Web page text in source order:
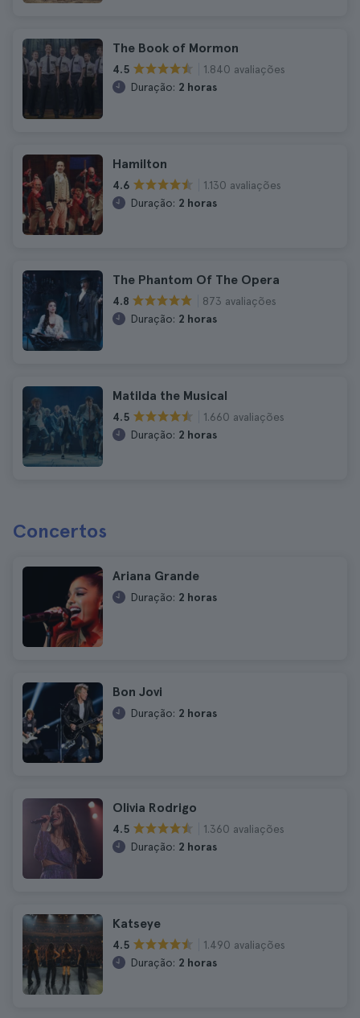
The Book of Mormon
4.5
1.840 avaliações
Duração: 2 horas
Hamilton
4.6
1.130 avaliações
Duração: 2 horas
The Phantom Of The Opera
4.8
873 avaliações
Duração: 2 horas
Matilda the Musical
4.5
1.660 avaliações
Duração: 2 horas
Concertos
Ariana Grande
Duração: 2 horas
Bon Jovi
Duração: 2 horas
Olivia Rodrigo
4.5
1.360 avaliações
Duração: 2 horas
Katseye
4.5
1.490 avaliações
Duração: 2 horas